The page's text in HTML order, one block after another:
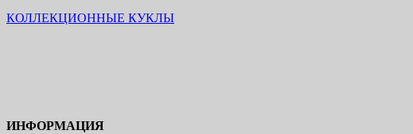
КОЛЛЕКЦИОННЫЕ КУКЛЫ
ИНФОРМАЦИЯ